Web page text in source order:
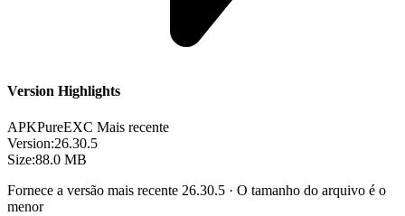
Version Highlights
APKPureEXC Mais recente
Version:26.30.5
Size:88.0 MB
Fornece a versão mais recente 26.30.5 · O tamanho do arquivo é o
menor